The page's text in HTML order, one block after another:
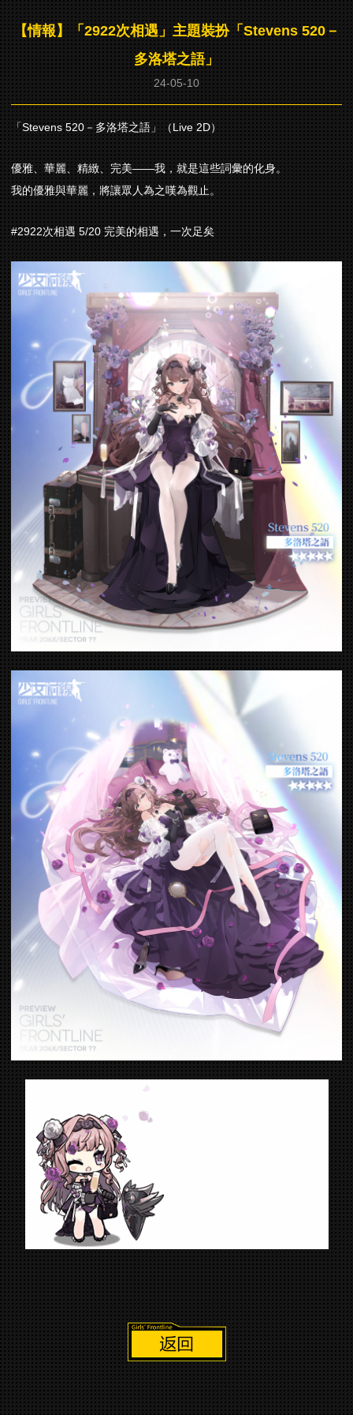
【情報】「2922次相遇」主題裝扮「Stevens 520－
多洛塔之語」
24-05-10
「Stevens 520－多洛塔之語」（Live 2D）
優雅、華麗、精緻、完美——我，就是這些詞彙的化身。
我的優雅與華麗，將讓眾人為之嘆為觀止。
#2922次相遇 5/20 完美的相遇，一次足矣